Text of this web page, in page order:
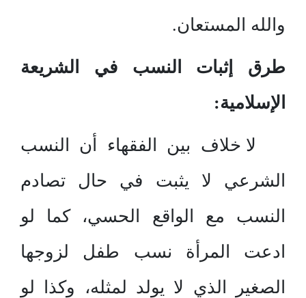
والله المستعان.
طرق إثبات النسب في الشريعة
الإسلامية:
لا خلاف بين الفقهاء أن النسب
الشرعي لا يثبت في حال تصادم
النسب مع الواقع الحسي، كما لو
ادعت المرأة نسب طفل لزوجها
الصغير الذي لا يولد لمثله، وكذا لو